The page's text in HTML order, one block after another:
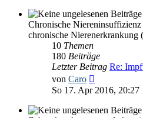
Chronische
chronische Nierenerkrankung
10 Themen
180 Beiträge
Letzter Beitrag Re:
von Caro
Beitrag
So 17. Apr 2016, 20:27